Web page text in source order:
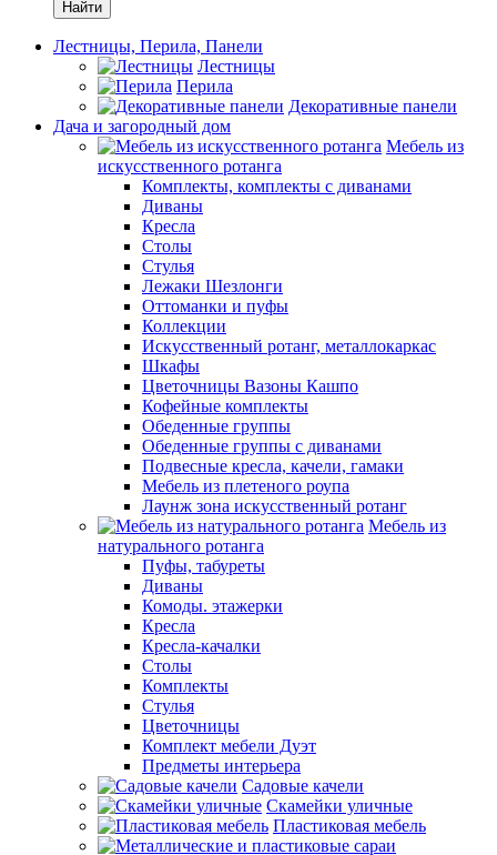
Найти
Лестницы, Перила, Панели
Лестницы
Перила
Декоративные панели
Дача и загородный дом
Мебель из
искусственного ротанга
Комплекты, комплекты с диванами
Диваны
Кресла
Столы
Стулья
Лежаки Шезлонги
Оттоманки и пуфы
Коллекции
Искусственный ротанг, металлокаркас
Шкафы
Цветочницы Вазоны Кашпо
Кофейные комплекты
Обеденные группы
Обеденные группы с диванами
Подвесные кресла, качели, гамаки
Мебель из плетеного роупа
Лаунж зона искусственный ротанг
Мебель из
натурального ротанга
Пуфы, табуреты
Диваны
Комоды. этажерки
Кресла
Кресла-качалки
Столы
Комплекты
Стулья
Цветочницы
Комплект мебели Дуэт
Предметы интерьера
Садовые качели
Скамейки уличные
Пластиковая мебель